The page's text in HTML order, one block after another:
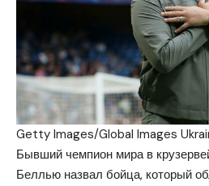
Getty Images/Global Images
Бывший чемпион мира в
Беллью назвал бойца, который